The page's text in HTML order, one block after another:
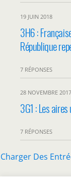
19 JUIN 2018
3H6 :
République
7 RÉPONSES
28 NOVEMBRE 2017
3G1 : Les
7 RÉPONSES
Charger Des